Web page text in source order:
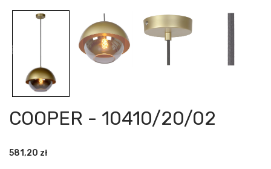
COOPER - 10410/20/02
581,20 zł